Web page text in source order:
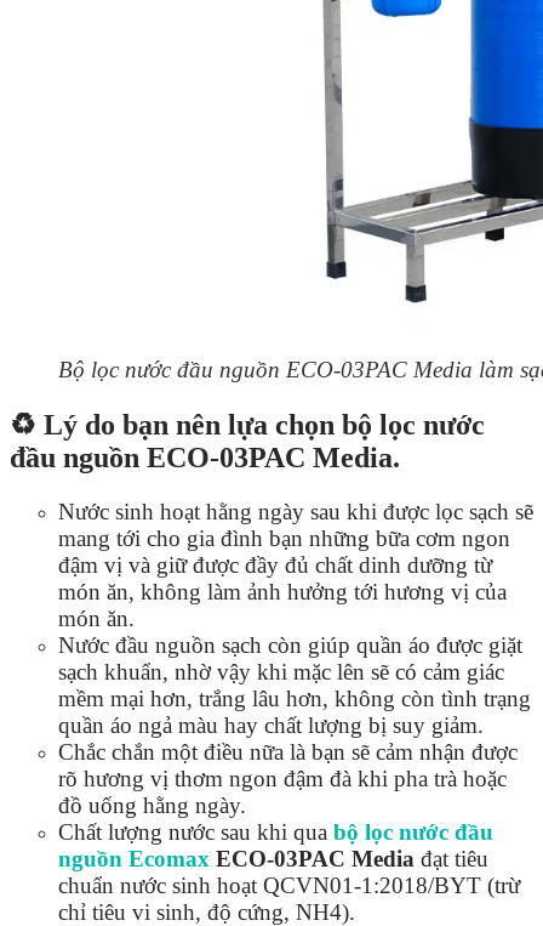
Bộ lọc nước đầu nguồn ECO-03PAC Media làm
♻️ Lý do bạn nên lựa chọn bộ lọc nước
đầu nguồn ECO-03PAC Media.
Nước sinh hoạt hằng ngày sau khi được lọc sạch sẽ
mang tới cho gia đình bạn những bữa cơm ngon
đậm vị và giữ được đầy đủ chất dinh dưỡng từ
món ăn, không làm ảnh hưởng tới hương vị của
món ăn.
Nước đầu nguồn sạch còn giúp quần áo được giặt
sạch khuẩn, nhờ vậy khi mặc lên sẽ có cảm giác
mềm mại hơn, trắng lâu hơn, không còn tình trạng
quần áo ngả màu hay chất lượng bị suy giảm.
Chắc chắn một điều nữa là bạn sẽ cảm nhận được
rõ hương vị thơm ngon đậm đà khi pha trà hoặc
đồ uống hằng ngày.
Chất lượng nước sau khi qua bộ lọc nước đầu
nguồn Ecomax ECO-03PAC Media đạt tiêu
chuẩn nước sinh hoạt QCVN01-1:2018/BYT (trừ
chỉ tiêu vi sinh, độ cứng, NH4).